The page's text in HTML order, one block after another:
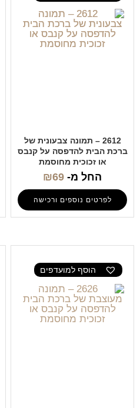
2612 – תמונה צבעונית של
ברכת הבית להדפסה על קנבס
או זכוכית מחוסמת
החל מ- ₪69
לפרטים נוספים ורכישה
הוסף למועדפים